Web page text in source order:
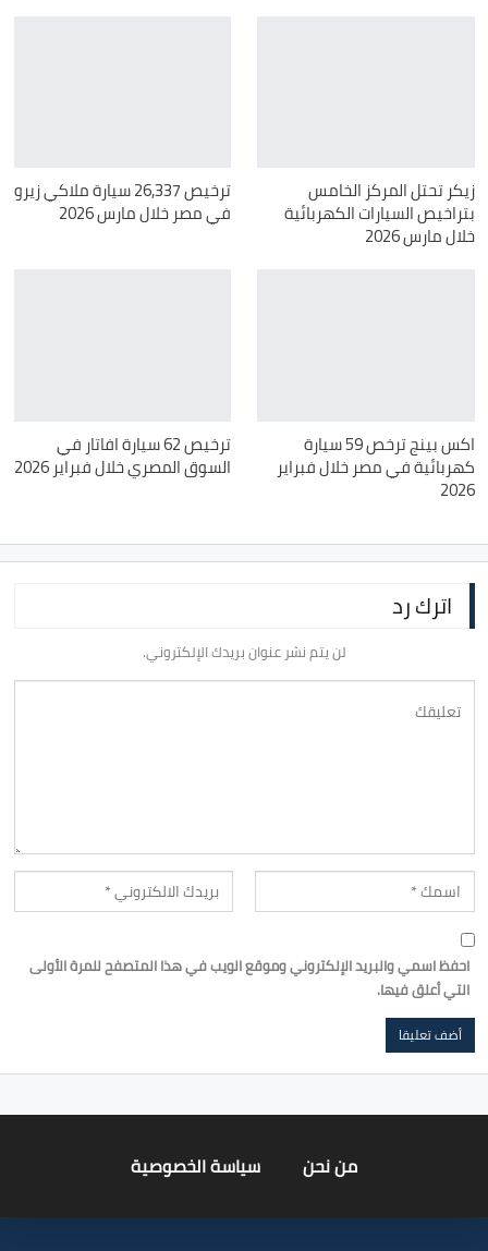
زيكر تحتل المركز الخامس
بتراخيص السيارات الكهربائية
خلال مارس 2026
ترخيص 26,337 سيارة ملاكي زيرو
في مصر خلال مارس 2026
اكس بينج ترخص 59 سيارة
كهربائية في مصر خلال فبراير
2026
ترخيص 62 سيارة افاتار في
السوق المصري خلال فبراير 2026
اترك رد
لن يتم نشر عنوان بريدك الإلكتروني.
احفظ اسمي والبريد الإلكتروني وموقع الويب في هذا المتصفح للمرة الأولى
التي أعلق فيها.
من نحن سياسة الخصوصية